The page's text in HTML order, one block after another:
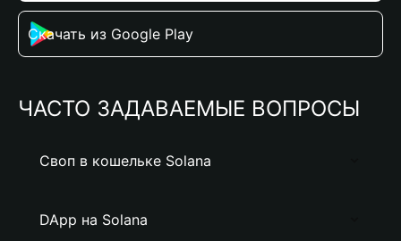
Скачать из Google Play
ЧАСТО ЗАДАВАЕМЫЕ ВОПРОСЫ
Своп в кошельке Solana
DApp на Solana